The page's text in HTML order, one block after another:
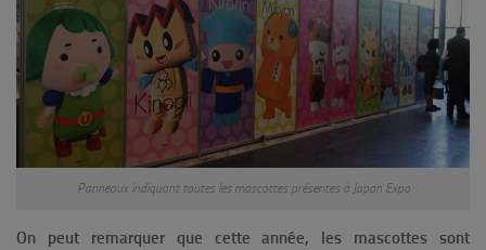
Panneaux indiquant toutes les mascottes présentes à Japan Expo
On peut remarquer que cette année, les mascottes sont